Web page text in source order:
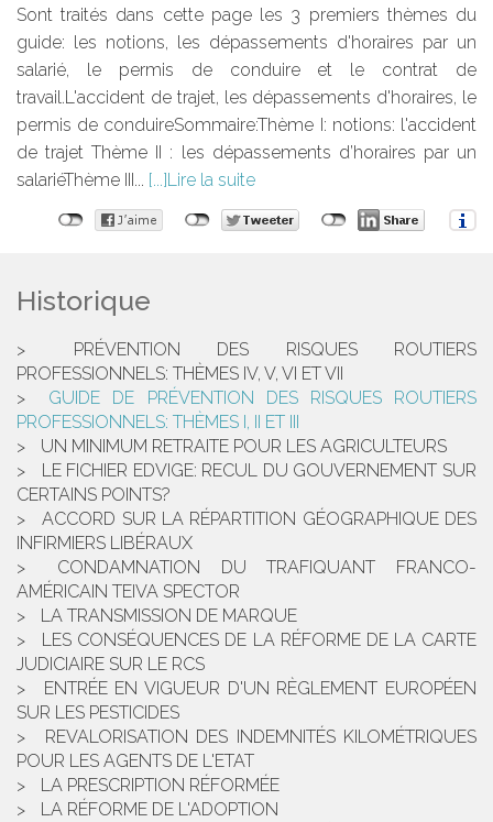
Sont traités dans cette page les 3 premiers thèmes du
guide: les notions, les dépassements d'horaires par un
salarié, le permis de conduire et le contrat de
travail.L'accident de trajet, les dépassements d'horaires, le
permis de conduireSommaire:Thème I: notions: l'accident
de trajet Thème II : les dépassements d’horaires par un
salariéThème III...
Lire la suite
Historique
PRÉVENTION DES RISQUES ROUTIERS
PROFESSIONNELS: THÈMES IV, V, VI ET VII
GUIDE DE PRÉVENTION DES RISQUES ROUTIERS
PROFESSIONNELS: THÈMES I, II ET III
UN MINIMUM RETRAITE POUR LES AGRICULTEURS
LE FICHIER EDVIGE: RECUL DU GOUVERNEMENT SUR
CERTAINS POINTS?
ACCORD SUR LA RÉPARTITION GÉOGRAPHIQUE DES
INFIRMIERS LIBÉRAUX
CONDAMNATION DU TRAFIQUANT FRANCO-
AMÉRICAIN TEIVA SPECTOR
LA TRANSMISSION DE MARQUE
LES CONSÉQUENCES DE LA RÉFORME DE LA CARTE
JUDICIAIRE SUR LE RCS
ENTRÉE EN VIGUEUR D'UN RÈGLEMENT EUROPÉEN
SUR LES PESTICIDES
REVALORISATION DES INDEMNITÉS KILOMÉTRIQUES
POUR LES AGENTS DE L'ETAT
LA PRESCRIPTION RÉFORMÉE
LA RÉFORME DE L'ADOPTION